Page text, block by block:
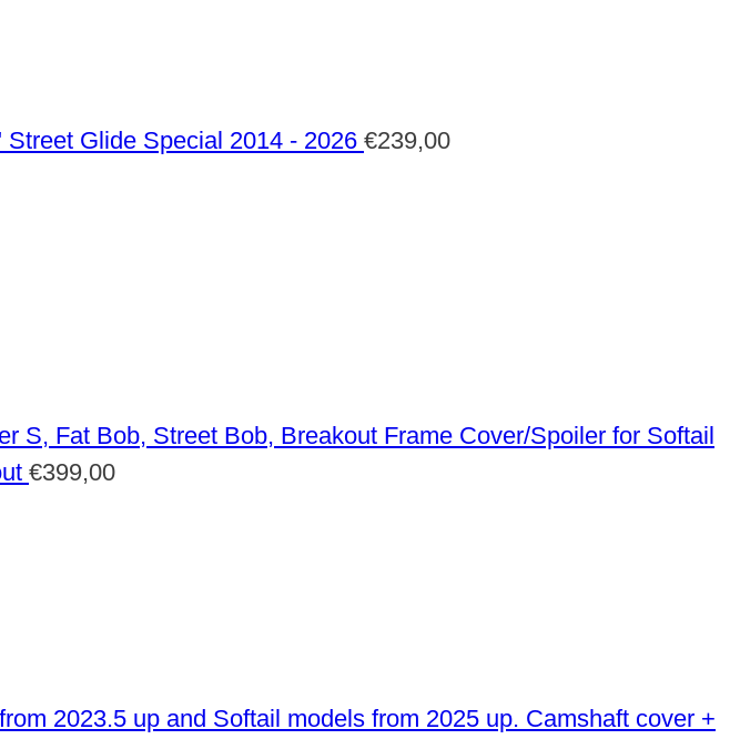
Street Glide Special 2014 - 2026 €239,00
Frame Cover/Spoiler for Softail
€399,00
Camshaft cover +